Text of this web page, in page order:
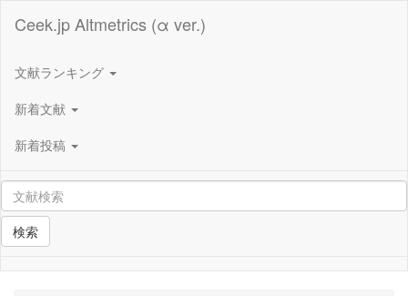
Ceek.jp Altmetrics (α ver.)
文献ランキング
新着文献
新着投稿
検索